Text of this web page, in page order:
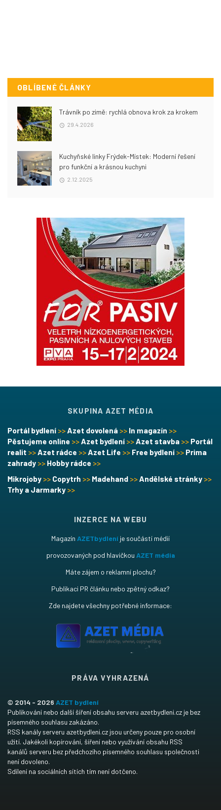
OBLÍBENÉ ČLÁNKY
Trávník po zimě: rychlá obnova krok za krokem
29.4.2026
Kuchyňské linky Frýdek-Místek: Moderní řešení
pro funkční a krásnou kuchyni
2.12.2025
SKUPINA AZET MÉDIA
Portál bydlení >> Azet dovolená >> In magazín >>
Pěstujeme online >> Azet bydlení >> Azet stavba >> Portál
realit >> Azet rádce >> Azet Life >> Free bydlení >> Prima
zahrady >> Hobby rádce >>
Mikrojoby >> Copytrh >> Madehand >> Andělské stránky >>
Trhy a Jarmarky >>
INZERCE NA WEBU
Magazín AZETbydlení je součástí médií
provozovaných pod hlavičkou AZET média
Máte zájem o reklamní plochu?
Publikaci PR článku nebo zpětný odkaz?
Zde najdete všechny potřebné informace:
PRÁVA VYHRAZENÁ
© 2014 - 2026 AZET bydlení
Publikování nebo další šíření obsahu serveru azetbydleni.cz je bez
písemného souhlasu zakázáno.
RSS kanály serveru azetbydleni.cz jsou určeny pouze pro osobní
užití. Jakékoli kopírování, šíření nebo využívání obsahu RSS
kanálů serveru bez předchozího písemného souhlasu společnosti
není dovoleno.
Sdílení na sociálních sítích tím není dotčeno.